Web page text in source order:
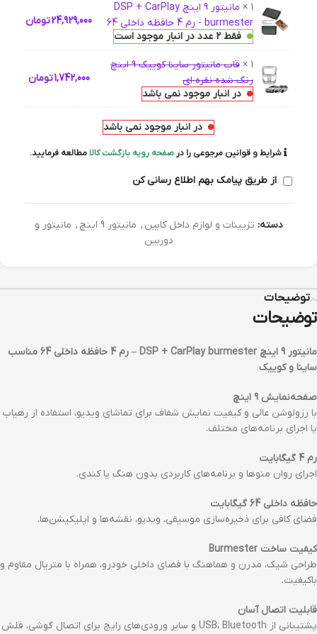
1 ×
مانیتور 9 اینچ DSP + CarPlay
burmester - رم 4 حافظه داخلی 64
فقط 2 عدد در انبار موجود است
24,929,000تومان
1 ×
قاب مانیتور ساینا کوییک 9 اینچ
رنگ شده نقره ای
در انبار موجود نمی باشد
1,742,000تومان
در انبار موجود نمی باشد
شرایط و قوانین مرجوعی را درصفحه رویه بازگشت کالامطالعه فرمایید.
از طریق پیامک بهم اطلاع رسانی کن
دسته: تزیینات و لوازم داخل کابین , مانیتور 9 اینچ , مانیتور و
دوربین
توضیحات
توضیحات
مانیتور 9 اینچ DSP + CarPlay burmester – رم 4 حافظه داخلی 64 مناسب
ساینا و کوییک
صفحه‌نمایش 9 اینچ
با رزولوشن عالی و کیفیت نمایش شفاف برای تماشای ویدیو، استفاده از رهیاب
یا اجرای برنامه‌های مختلف.
رم 4 گیگابایت
اجرای روان منوها و برنامه‌های کاربردی بدون هنگ یا کندی.
حافظه داخلی 64 گیگابایت
فضای کافی برای ذخیره‌سازی موسیقی، ویدیو، نقشه‌ها و اپلیکیشن‌ها.
کیفیت ساخت Burmester
طراحی شیک، مدرن و هماهنگ با فضای داخلی خودرو، همراه با متریال مقاوم و
باکیفیت.
قابلیت اتصال آسان
پشتیبانی از USB، Bluetooth و سایر ورودی‌های رایج برای اتصال گوشی، فلش